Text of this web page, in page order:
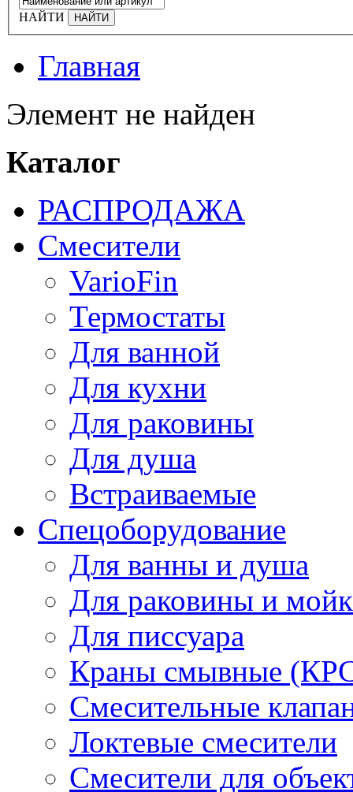
НАЙТИ
Главная
Элемент не найден
Каталог
РАСПРОДАЖА
Смесители
VarioFin
Термостаты
Для ванной
Для кухни
Для раковины
Для душа
Встраиваемые
Спецоборудование
Для ванны и душа
Для раковины и
Для писсуара
Краны смывные
Смесительные
Локтевые смесители
Смесители для